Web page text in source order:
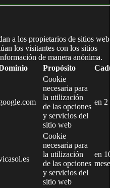
a los propietarios de sitios web
los visitantes con los sitios
de manera anónima.
Propósito
Cookie
necesaria para
la utilización
de las opciones
y servicios del
sitio web
en 2
Cookie
necesaria para
la utilización
de las opciones
y servicios del
sitio web
en 10
meses